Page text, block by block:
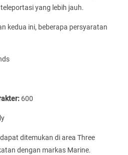
yang lebih jauh.
kedua ini, beberapa persyaratan
600
ditemukan di area Three
dengan markas Marine.